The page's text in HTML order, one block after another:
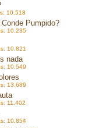
10.518
Pumpido?
10.235
10.821
nada
10.549
13.689
11.402
10.854